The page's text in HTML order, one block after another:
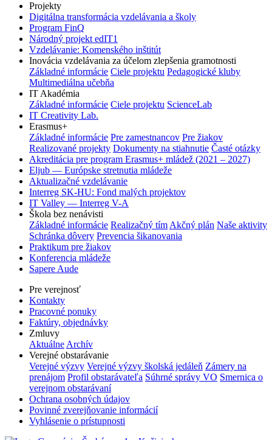
Projekty
Digitálna transformácia vzdelávania a školy
Program FinQ
Národný projekt edIT1
Vzdelávanie: Komenského inštitút
Inovácia vzdelávania za účelom zlepšenia gramotnosti
Základné informácie Ciele projektu Pedagogické kluby
Multimediálna učebňa
IT Akadémia
Základné informácie Ciele projektu ScienceLab
IT Creativity Lab.
Erasmus+
Základné informácie Pre zamestnancov Pre žiakov
Realizované projekty Dokumenty na stiahnutie Časté otázky
Akreditácia pre program Erasmus+ mládež (2021 – 2027)
Eljub — Európske stretnutia mládeže
Aktualizačné vzdelávanie
Interreg SK-HU: Fond malých projektov
IT Valley — Interreg V-A
Škola bez nenávisti
Základné informácie Realizačný tím Akčný plán Naše aktivity
Schránka dôvery Prevencia šikanovania
Praktikum pre žiakov
Konferencia mládeže
Sapere Aude
Pre verejnosť
Kontakty
Pracovné ponuky
Faktúry, objednávky
Zmluvy
Aktuálne Archív
Verejné obstarávanie
Verejné výzvy Verejné výzvy školská jedáleň Zámery na
prenájom Profil obstarávateľa Súhrné správy VO Smernica o
verejnom obstarávaní
Ochrana osobných údajov
Povinné zverejňovanie informácií
Vyhlásenie o prístupnosti